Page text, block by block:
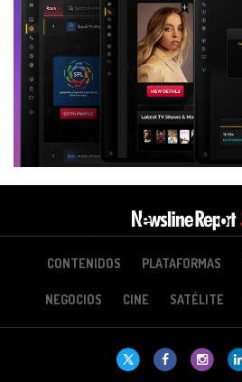
CONTENIDOS PLATAFORMAS
NEGOCIOS CINE SATÉLITE